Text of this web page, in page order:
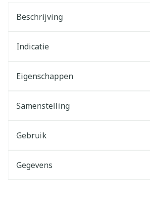
Beschrijving
Indicatie
Eigenschappen
Samenstelling
Gebruik
Gegevens